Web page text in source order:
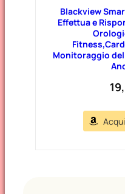
Blackview
Effettua e
Monitoraggio